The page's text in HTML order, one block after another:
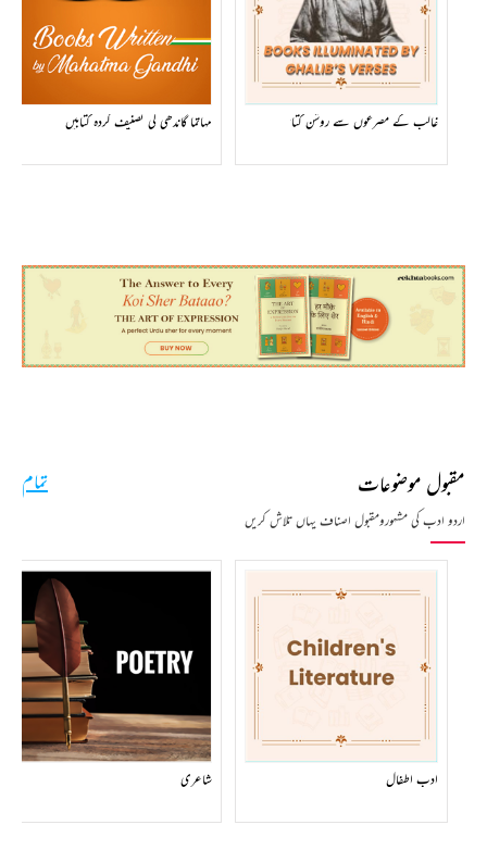
غالب کے مصرعوں سے روشن کتابیں مہاتما گاندھی کی تصنیف کردہ کتابیں
مقبول موضوعات
اردو ادب کی مشہورومقبول اصناف یہاں تلاش کریں
تمام
ادب اطفال شاعری